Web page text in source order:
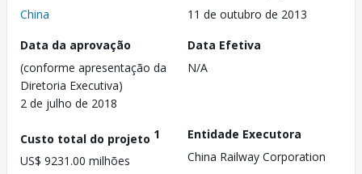
China
11 de outubro de 2013
Data da aprovação
(conforme apresentação da
Diretoria Executiva)
2 de julho de 2018
Data Efetiva
N/A
Custo total do projeto 1
US$ 9231.00 milhões
Entidade Executora
China Railway Corporation